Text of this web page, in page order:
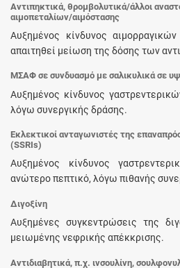
Αντιπηκτικά, θρομβολυτικά/άλλοι
αιμοπεταλίων/αιμόστασης
Αυξημένος κίνδυνος
απαιτηθεί μείωση της δόσης των
ΜΣΑΦ σε συνδυασμό με σαλικυλικά σε
Αυξημένος κίνδυνος
λόγω συνεργικής δράσης.
Εκλεκτικοί ανταγωνιστές της
(SSRIs)
Αυξημένος κίνδυνος
ανώτερο πεπτικό, λόγω πιθανής
Διγοξίνη
Αυξημένες συγκεντρώσεις της
μειωμένης νεφρικής απέκκρισης.
Αντιδιαβητικά, π.χ. ινσουλίνη,